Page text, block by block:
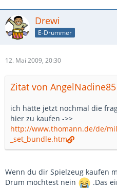
Drewi
E-Drummer
12. Mai 2009, 20:30
Zitat von AngelNadine85
ich hätte jetzt nochmal die
hier zu kaufen ->>
http://www.thomann.de/de/
_set_bundle.htm
Wenn du dir Spielzeug kaufen
Drum möchtest nein
.Das